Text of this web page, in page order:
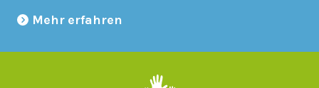
Mehr erfahren